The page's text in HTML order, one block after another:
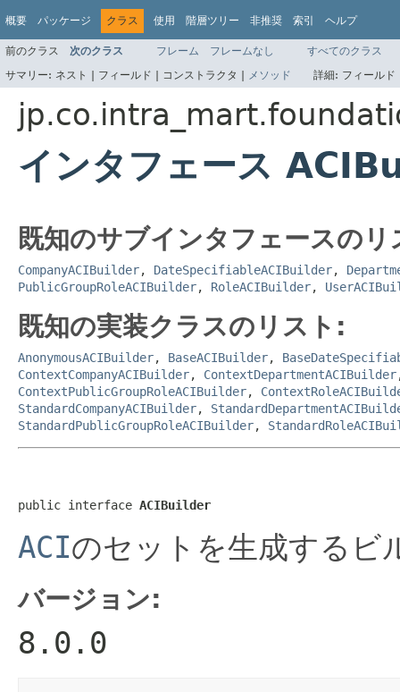
概要 パッケージ クラス 使用 階層ツリー 非推奨 索引 ヘルプ
前のクラス 次のクラス フレーム フレームなし
すべてのクラス
サマリー: ネスト | フィールド | コンストラクタ | メソッド 詳細: フィール
インタフェース
既知のサブインタフェースの
CompanyACIBuilder, DateSpecifiableACIBuilder,
PublicGroupRoleACIBuilder, RoleACIBuilder,
既知の実装クラスのリスト:
AnonymousACIBuilder, BaseACIBuilder,
ContextCompanyACIBuilder, ContextDepartmentACIBuilder
ContextPublicGroupRoleACIBuilder,
StandardCompanyACIBuilder,
StandardPublicGroupRoleACIBuilder,
public interface ACIBuilder
ACIのセットを生成するビ
バージョン:
8.0.0